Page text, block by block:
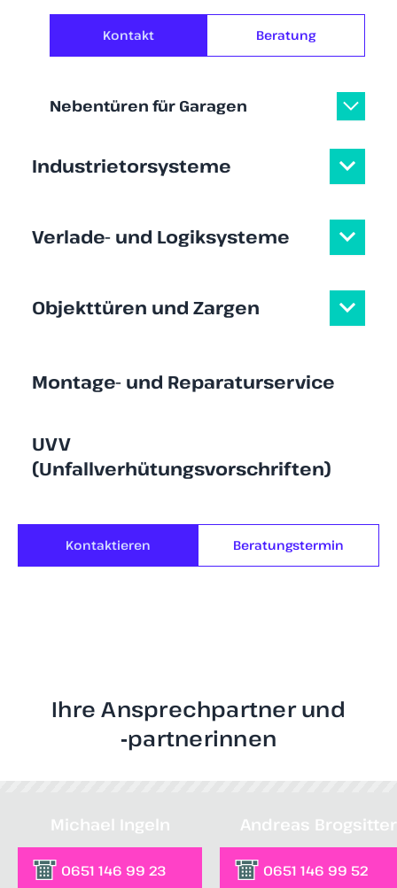
Kontakt Beratung
Nebentüren für Garagen
Industrietorsysteme
Verlade- und Logiksysteme
Objekttüren und Zargen
Montage- und Reparaturservice
UVV
(Unfallverhütungsvorschriften)
Kontaktieren Beratungstermin
Ihre Ansprechpartner und
‑partnerinnen
Michael Ingeln
0651 146 99 23
Andreas Brogsitter
0651 146 99 52